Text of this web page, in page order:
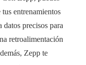
entrenamientos
precisos para
retroalimentación
Zepp te